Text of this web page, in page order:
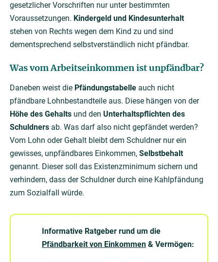
gesetzlicher Vorschriften nur unter bestimmten
Voraussetzungen. Kindergeld und Kindesunterhalt
stehen von Rechts wegen dem Kind zu und sind
dementsprechend selbstverständlich nicht pfändbar.
Was vom Arbeitseinkommen ist unpfändbar?
Daneben weist die Pfändungstabelle auch nicht
pfändbare Lohnbestandteile aus. Diese hängen von der
Höhe des Gehalts und den Unterhaltspflichten des
Schuldners ab. Was darf also nicht gepfändet werden?
Vom Lohn oder Gehalt bleibt dem Schuldner nur ein
gewisses, unpfändbares Einkommen, Selbstbehalt
genannt. Dieser soll das Existenzminimum sichern und
verhindern, dass der Schuldner durch eine Kahlpfändung
zum Sozialfall würde.
Informative Ratgeber rund um die
Pfändbarkeit von Einkommen & Vermögen: